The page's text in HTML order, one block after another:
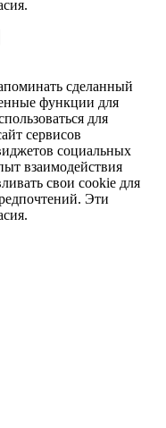
сделанный
функции для
для
сервисов
социальных
взаимодействия
свои cookie для
Эти